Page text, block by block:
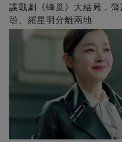
諜戰劇《蜂巢》大結局，
盼、羅星明分離兩地